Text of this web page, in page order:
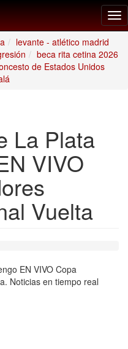
levante - atlético madrid
beca rita cetina 2026
de Estados Unidos
La Plata
VIVO
Vuelta